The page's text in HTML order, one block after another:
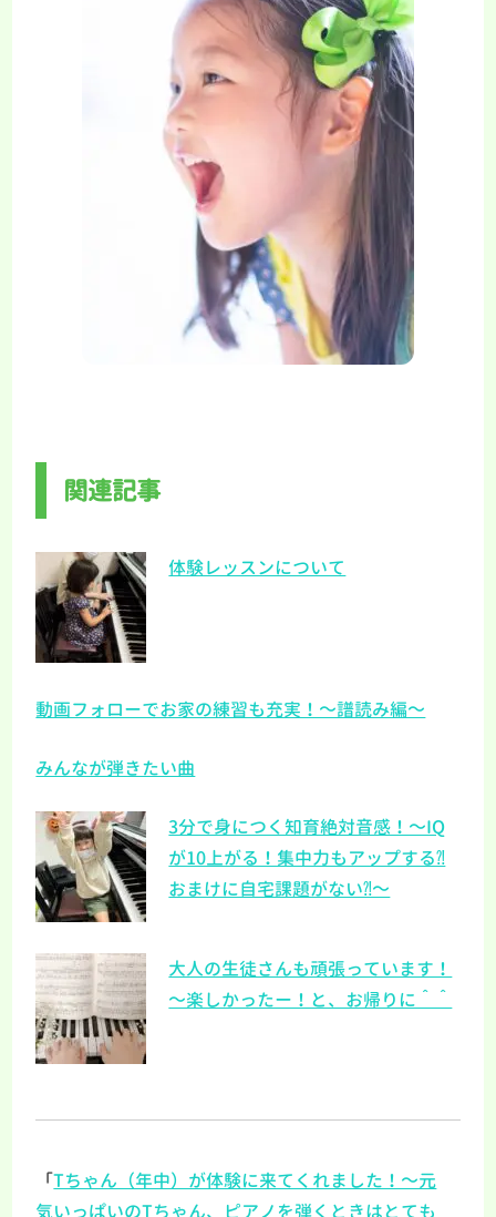
関連記事
体験レッスンについて
動画フォローでお家の練習も充実！～譜読み編～
みんなが弾きたい曲
3分で身につく知育絶対音感！～IQ
が10上がる！集中力もアップする⁈
おまけに自宅課題がない⁈～
大人の生徒さんも頑張っています！
～楽しかったー！と、お帰りに＾＾
「Tちゃん（年中）が体験に来てくれました！～元
気いっぱいのTちゃん、ピアノを弾くときはとても